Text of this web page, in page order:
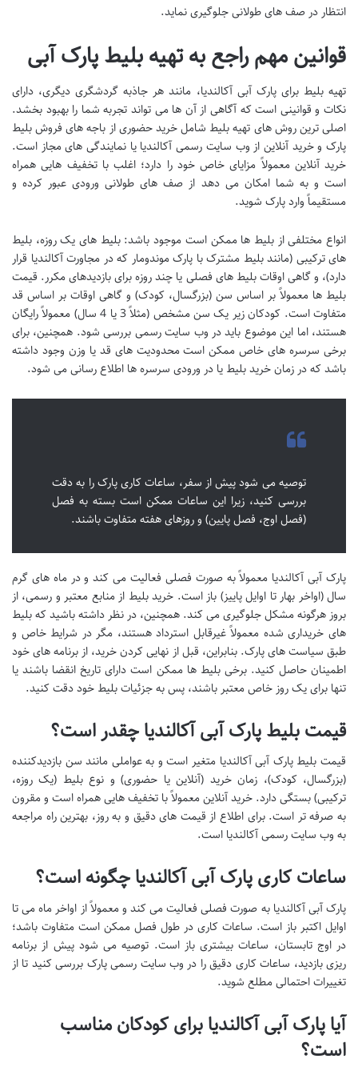
انتظار در صف های طولانی جلوگیری نماید.
قوانین مهم راجع به تهیه بلیط پارک آبی
تهیه بلیط برای پارک آبی آکالندیا، مانند هر جاذبه گردشگری دیگری، دارای
نکات و قوانینی است که آگاهی از آن ها می تواند تجربه شما را بهبود بخشد.
اصلی ترین روش های تهیه بلیط شامل خرید حضوری از باجه های فروش بلیط
پارک و خرید آنلاین از وب سایت رسمی آکالندیا یا نمایندگی های مجاز است.
خرید آنلاین معمولاً مزایای خاص خود را دارد؛ اغلب با تخفیف هایی همراه
است و به شما امکان می دهد از صف های طولانی ورودی عبور کرده و
مستقیماً وارد پارک شوید.
انواع مختلفی از بلیط ها ممکن است موجود باشد: بلیط های یک روزه، بلیط
های ترکیبی (مانند بلیط مشترک با پارک موندومار که در مجاورت آکالندیا قرار
دارد)، و گاهی اوقات بلیط های فصلی یا چند روزه برای بازدیدهای مکرر. قیمت
بلیط ها معمولاً بر اساس سن (بزرگسال، کودک) و گاهی اوقات بر اساس قد
متفاوت است. کودکان زیر یک سن مشخص (مثلاً 3 یا 4 سال) معمولاً رایگان
هستند، اما این موضوع باید در وب سایت رسمی بررسی شود. همچنین، برای
برخی سرسره های خاص ممکن است محدودیت های قد یا وزن وجود داشته
باشد که در زمان خرید بلیط یا در ورودی سرسره ها اطلاع رسانی می شود.
توصیه می شود پیش از سفر، ساعات کاری پارک را به دقت
بررسی کنید، زیرا این ساعات ممکن است بسته به فصل
(فصل اوج، فصل پایین) و روزهای هفته متفاوت باشند.
پارک آبی آکالندیا معمولاً به صورت فصلی فعالیت می کند و در ماه های گرم
سال (اواخر بهار تا اوایل پاییز) باز است. خرید بلیط از منابع معتبر و رسمی، از
بروز هرگونه مشکل جلوگیری می کند. همچنین، در نظر داشته باشید که بلیط
های خریداری شده معمولاً غیرقابل استرداد هستند، مگر در شرایط خاص و
طبق سیاست های پارک. بنابراین، قبل از نهایی کردن خرید، از برنامه های خود
اطمینان حاصل کنید. برخی بلیط ها ممکن است دارای تاریخ انقضا باشند یا
تنها برای یک روز خاص معتبر باشند، پس به جزئیات بلیط خود دقت کنید.
قیمت بلیط پارک آبی آکالندیا چقدر است؟
قیمت بلیط پارک آبی آکالندیا متغیر است و به عواملی مانند سن بازدیدکننده
(بزرگسال، کودک)، زمان خرید (آنلاین یا حضوری) و نوع بلیط (یک روزه،
ترکیبی) بستگی دارد. خرید آنلاین معمولاً با تخفیف هایی همراه است و مقرون
به صرفه تر است. برای اطلاع از قیمت های دقیق و به روز، بهترین راه مراجعه
به وب سایت رسمی آکالندیا است.
ساعات کاری پارک آبی آکالندیا چگونه است؟
پارک آبی آکالندیا به صورت فصلی فعالیت می کند و معمولاً از اواخر ماه می تا
اوایل اکتبر باز است. ساعات کاری در طول فصل ممکن است متفاوت باشد؛
در اوج تابستان، ساعات بیشتری باز است. توصیه می شود پیش از برنامه
ریزی بازدید، ساعات کاری دقیق را در وب سایت رسمی پارک بررسی کنید تا از
تغییرات احتمالی مطلع شوید.
آیا پارک آبی آکالندیا برای کودکان مناسب
است؟